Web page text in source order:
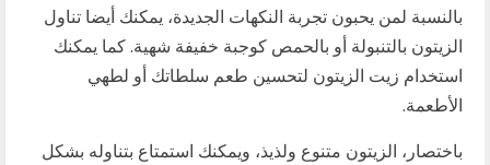
بالنسبة لمن يحبون تجربة النكهات الجديدة، يمكنك أيضا تناول
الزيتون بالتنبولة أو بالحمص كوجبة خفيفة شهية. كما يمكنك
استخدام زيت الزيتون لتحسين طعم سلطاتك أو لطهي
الأطعمة.
باختصار، الزيتون متنوع ولذيذ، ويمكنك استمتاع بتناوله بشكل